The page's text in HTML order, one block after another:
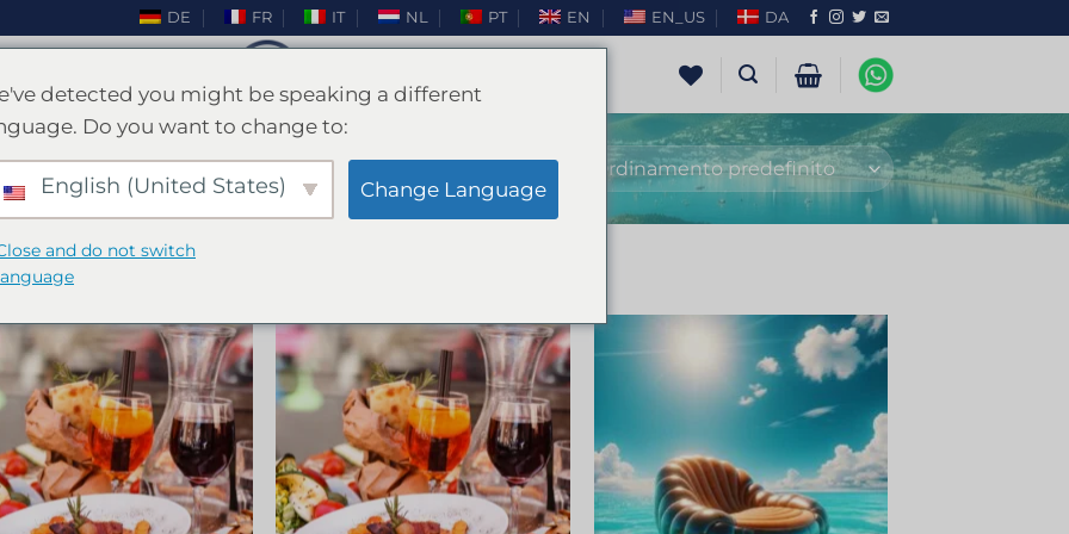
DE FR IT NL PT EN EN_US DA
FILTRA
al celibato a Ibiza!
Aggiungi
alla lista
dei
desideri
Aggiungi
alla lista
dei
desideri
Aggiungi
dei
detected you might be speaking a different
Do you want to change to:
English (United States) Change Language
and do not switch